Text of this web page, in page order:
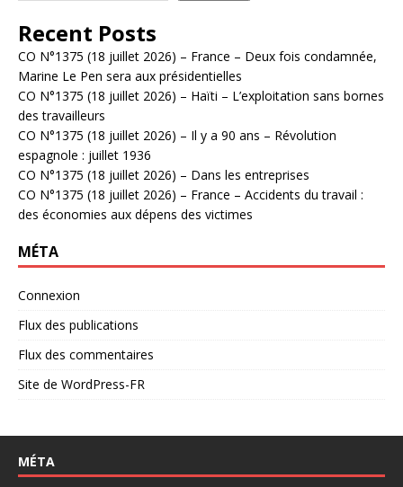
Recent Posts
CO N°1375 (18 juillet 2026) – France – Deux fois condamnée,
Marine Le Pen sera aux présidentielles
CO N°1375 (18 juillet 2026) – Haïti – L’exploitation sans bornes
des travailleurs
CO N°1375 (18 juillet 2026) – Il y a 90 ans – Révolution
espagnole : juillet 1936
CO N°1375 (18 juillet 2026) – Dans les entreprises
CO N°1375 (18 juillet 2026) – France – Accidents du travail :
des économies aux dépens des victimes
MÉTA
Connexion
Flux des publications
Flux des commentaires
Site de WordPress-FR
MÉTA